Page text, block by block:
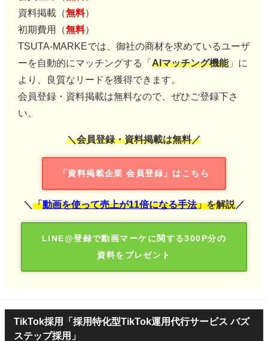
資料掲載（無料）
初期費用（無料）
TSUTA-MARKEでは、御社の商材を求めているユーザ
ーを自動的にマッチングする「 AIマッチング機能」に
より、良質なリードを獲得できます。
会員登録・資料掲載は無料なので、ぜひご登録下さ
い。
＼会員登録・資料掲載は無料／
「資料掲載企業 会員登録」はこちら
＼ 「動画を使って売上が11倍になる手法」を解説 ／
LINE@登録で動画マーケに関する300P分の
資料をプレゼント
TikTok採用「採用特化型TikTok運用代行サービス バズ
ステップ採用」